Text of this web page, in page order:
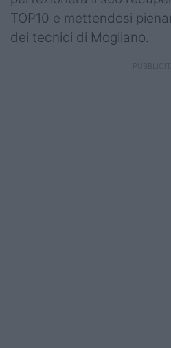
TOP10 e mettendosi
dei tecnici di Mogliano.